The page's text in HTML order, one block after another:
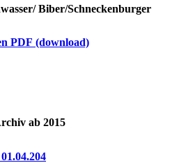
Biber/Schneckenburger
PDF (download)
ab 2015